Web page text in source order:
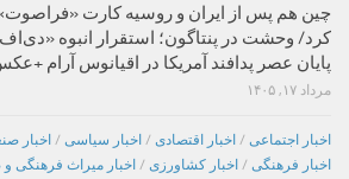
چین هم پس از ایران و روسیه کارت «فراصوت»
پایان عصر پدافند آمریکا در اقیانوس آرام
مرداد ۱۷, ۱۴۰۵
اخبار اجتماعی / اخبار اقتصادی / اخبار سیاسی / اخبار
اخبار فرهنگی / اخبار کشاورزی / اخبار میراث فرهنگی و